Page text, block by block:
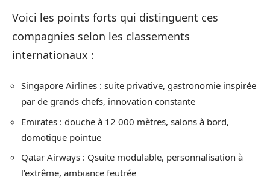
Voici les points forts qui distinguent ces
compagnies selon les classements
internationaux :
Singapore Airlines : suite privative, gastronomie inspirée
par de grands chefs, innovation constante
Emirates : douche à 12 000 mètres, salons à bord,
domotique pointue
Qatar Airways : Qsuite modulable, personnalisation à
l’extrême, ambiance feutrée